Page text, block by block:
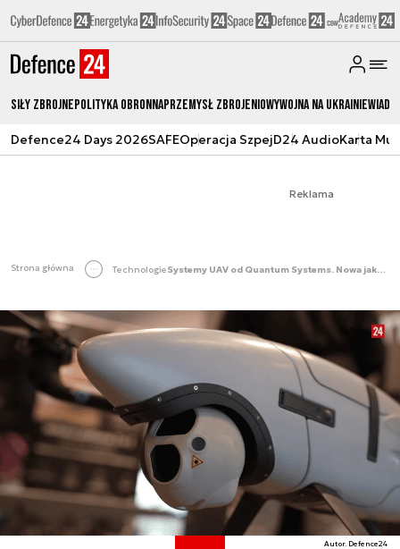
Siły zbrojnePolityka obronnaPrzemysł ZbrojeniowyWojna na Ukrainie
Defence24 Days 2026SAFEOperacja SzpejD24 AudioKarta
Reklama
Strona główna Technologie Systemy UAV od Quantum Systems. Nowa jakość pola walki
Autor. Defence24